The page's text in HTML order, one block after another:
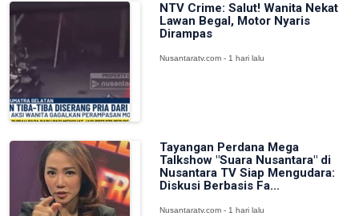
NTV Crime: Salut! Wanita Nekat
Lawan Begal, Motor Nyaris
Dirampas
Nusantaratv.com - 1 hari lalu
Tayangan Perdana Mega
Talkshow "Suara Nusantara" di
Nusantara TV Siap Mengudara:
Diskusi Berbasis Fa...
Nusantaratv.com - 1 hari lalu